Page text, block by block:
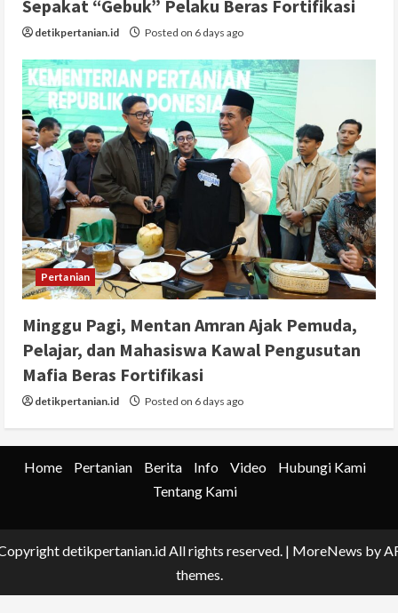
Sepakat “Gebuk” Pelaku Beras Fortifikasi
detikpertanian.id Posted on 6 days ago
Pertanian
Minggu Pagi, Mentan Amran Ajak Pemuda,
Pelajar, dan Mahasiswa Kawal Pengusutan
Mafia Beras Fortifikasi
detikpertanian.id Posted on 6 days ago
Home Pertanian Berita Info Video
Hubungi Kami
Tentang Kami
detikpertanian.id All rights reserved. | MoreNews by
themes.